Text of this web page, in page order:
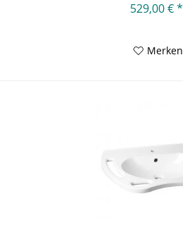
529,00 € *
Merken